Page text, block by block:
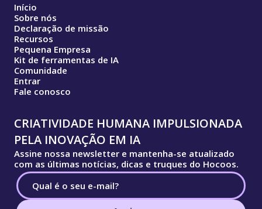
Início
Sobre nós
Declaração de missão
Recursos
Pequena Empresa
Kit de ferramentas de IA
Comunidade
Entrar
Fale conosco
CRIATIVIDADE HUMANA IMPULSIONADA
PELA INOVAÇÃO EM IA
Assine nossa newsletter e mantenha-se atualizado
com as últimas notícias, dicas e truques do Hocoos.